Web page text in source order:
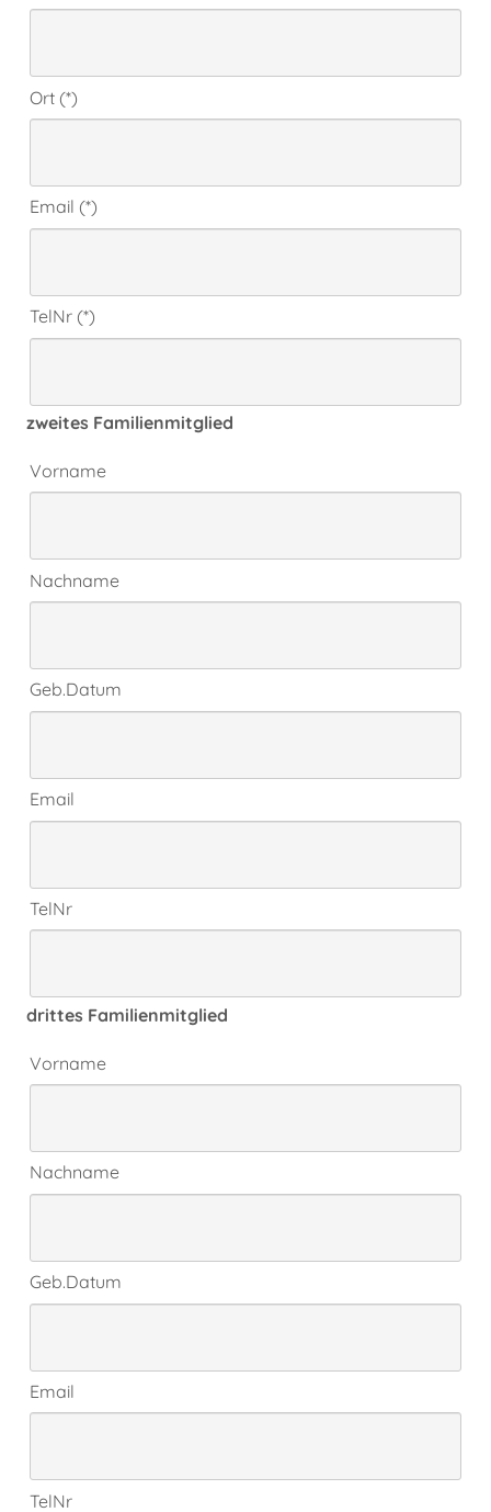
Ort (*)
Email (*)
TelNr (*)
zweites Familienmitglied
Vorname
Nachname
Geb.Datum
Email
TelNr
drittes Familienmitglied
Vorname
Nachname
Geb.Datum
Email
TelNr